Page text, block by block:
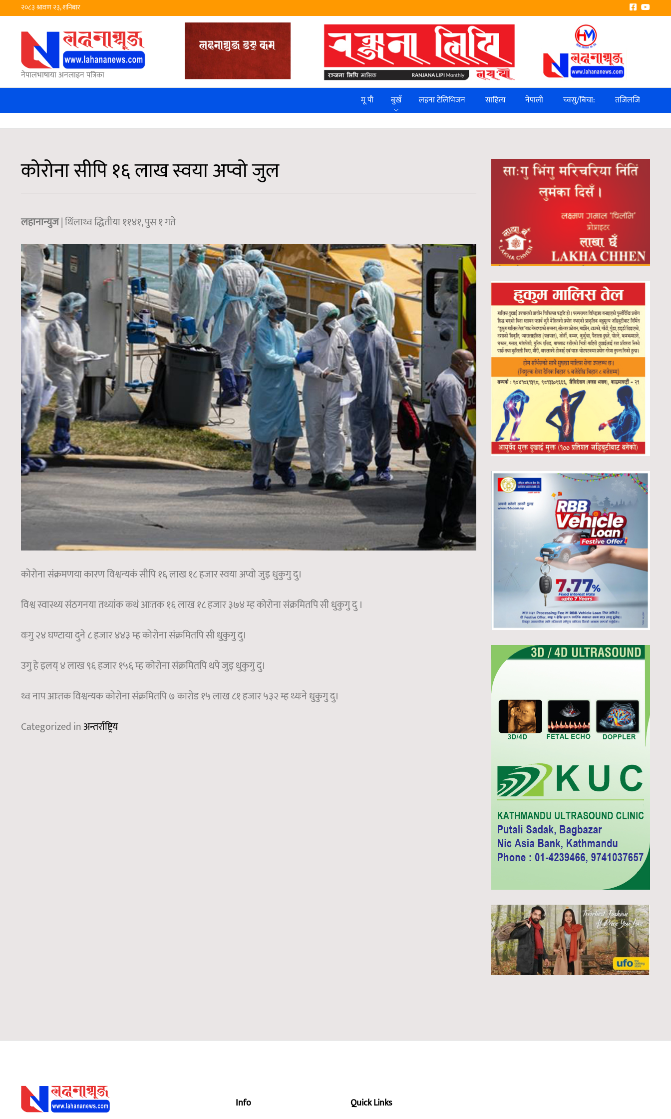
२०८३ श्रावण २३, शनिबार
नेपालभाषाया अनलाइन पत्रिका
मू पौ
बुखँ लहना टेलिभिजन साहित्य नेपाली च्वसु/बिचा: तजिलजि
कोरोना सीपि १६ लाख स्वया अप्वो जुल
लहानान्युज| थिंलाथ्व द्धितीया ११४१, पुस १ गते
कोरोना संक्रमणया कारण विश्वन्यकं सीपि १६ लाख १८ हजार स्वया अप्वो जुइ धुकुगु दु।
विश्व स्वास्थ्य संठगनया तथ्यांक कथं आःतक १६ लाख १८ हजार ३७४ म्ह कोरोना संक्रमितपि सी धुकुगु दु ।
वःगु २४ घण्टाया दुने ८ हजार ४४३ म्ह कोरोना संक्रमितपि सी धुकुगु दु।
उगु हे इलय् ४ लाख ९६ हजार १५६ म्ह कोरोना संक्रमितपि थपे जुइ धुकुगु दु।
थ्व नाप आःतक विश्वन्यक कोरोना संक्रमितपि ७ कारोड १५ लाख ८१ हजार ५३२ म्ह थ्यःने धुकुगु दु।
Categorized inअन्तर्राष्ट्रिय
Info
Quick Links